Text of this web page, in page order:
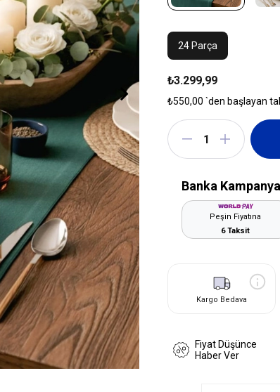
24 Parça
₺3.299,99
₺550,00 `den başlayan
Banka
Peşin Fiyatına
6 Taksit
Kargo Bedava
Fiyat Düşünce
Haber Ver